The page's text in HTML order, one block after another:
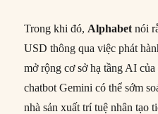
Trong khi đó, Alphabet nói
USD thông qua việc phát
mở rộng cơ sở hạ tầng AI
chatbot Gemini có thể sớm
nhà sản xuất trí tuệ nhân tạo